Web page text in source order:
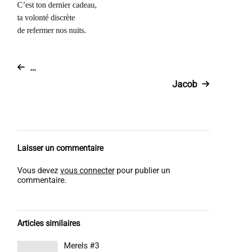
C’est ton dernier cadeau,
ta volonté discrète
de refermer nos nuits.
…
Jacob
Laisser un commentaire
Vous devez vous connecterpour publier un
commentaire.
Articles similaires
Merels #3